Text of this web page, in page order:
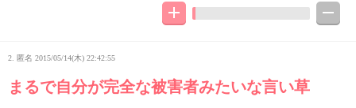
2. 匿名 2015/05/14(木) 22:42:55
まるで自分が完全な被害者みたいな言い草